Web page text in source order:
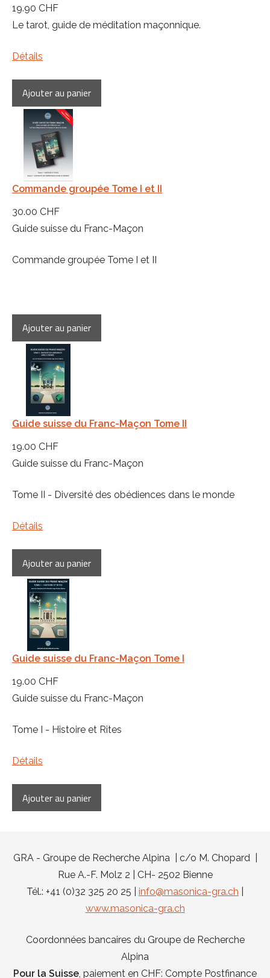
19.90 CHF
Le tarot, guide de méditation maçonnique.
Détails
Commande groupée Tome I et II
30.00 CHF
Guide suisse du Franc-Maçon
Commande groupée Tome I et II
Guide suisse du Franc-Maçon Tome II
19.00 CHF
Guide suisse du Franc-Maçon
Tome II - Diversité des obédiences dans le monde
Détails
Guide suisse du Franc-Maçon Tome I
19.00 CHF
Guide suisse du Franc-Maçon
Tome I - Histoire et Rites
Détails
GRA - Groupe de Recherche Alpina | c/o M. Chopard |
Rue A.-F. Molz 2 | CH- 2502 Bienne
Tél.: +41 (0)32 325 20 25 | info@masonica-gra.ch
www.masonica-gra.ch
Coordonnées bancaires du Groupe de Recherche
Alpina
Pour la Suisse, paiement en CHF: Compte Postfinance